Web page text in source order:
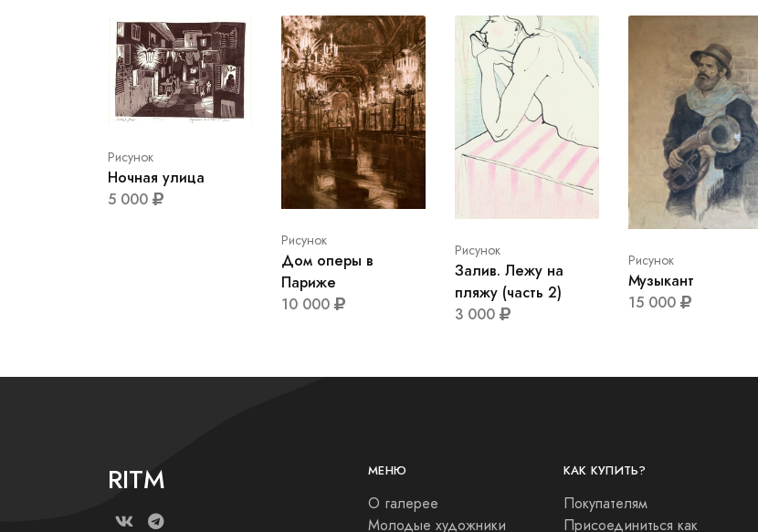
Рисунок
Ночная улица
5 000
Рисунок
Дом оперы в
Париже
10 000
Рисунок
Залив. Лежу на
пляжу (часть 2)
3 000
Рисунок
Музыкант
15 000
RITM МЕНЮ
О галерее
Молодые художники
КАК КУПИТЬ?
Покупателям
Присоединиться как